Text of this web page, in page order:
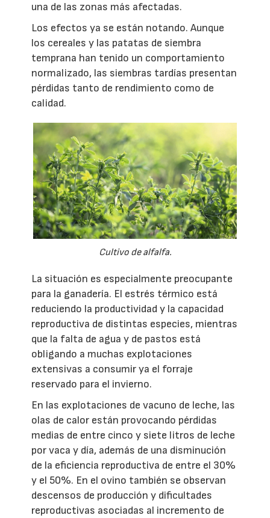
una de las zonas más afectadas.
Los efectos ya se están notando. Aunque
los cereales y las patatas de siembra
temprana han tenido un comportamiento
normalizado, las siembras tardías presentan
pérdidas tanto de rendimiento como de
calidad.
Cultivo de alfalfa.
La situación es especialmente preocupante
para la ganadería. El estrés térmico está
reduciendo la productividad y la capacidad
reproductiva de distintas especies, mientras
que la falta de agua y de pastos está
obligando a muchas explotaciones
extensivas a consumir ya el forraje
reservado para el invierno.
En las explotaciones de vacuno de leche, las
olas de calor están provocando pérdidas
medias de entre cinco y siete litros de leche
por vaca y día, además de una disminución
de la eficiencia reproductiva de entre el 30%
y el 50%. En el ovino también se observan
descensos de producción y dificultades
reproductivas asociadas al incremento de